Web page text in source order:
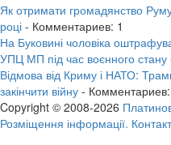
Як отримати громадянство
році - Комментариев: 1
На Буковині чоловіка
УПЦ МП під час воєнного стану
Відмова від Криму і НАТО:
закінчити війну - Комментариев:
Copyright © 2008-2026
Розміщення інформації.